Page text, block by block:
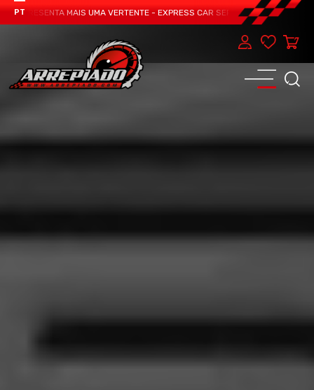
PT MAIS UMA VERTENTE - EXPRESS CAR SERVICE, MANUTENÇÃO DO